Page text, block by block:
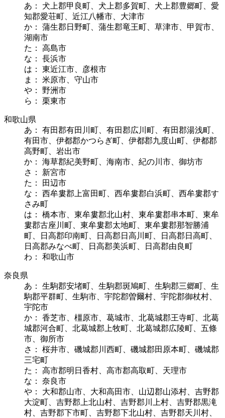
あ： 犬上郡甲良町、犬上郡多賀町、犬上郡豊郷町、愛
知郡愛荘町、近江八幡市、大津市
か： 蒲生郡日野町、蒲生郡竜王町、草津市、甲賀市、
湖南市
た： 高島市
な： 長浜市
は： 東近江市、彦根市
ま： 米原市、守山市
や： 野洲市
ら： 栗東市
和歌山県
あ： 有田郡有田川町、有田郡広川町、有田郡湯浅町、
有田市、伊都郡かつらぎ町、伊都郡九度山町、伊都郡
高野町、岩出市
か： 海草郡紀美野町、海南市、紀の川市、御坊市
さ： 新宮市
た： 田辺市
な： 西牟婁郡上富田町、西牟婁郡白浜町、西牟婁郡す
さみ町
は： 橋本市、東牟婁郡北山村、東牟婁郡串本町、東牟
婁郡古座川町、東牟婁郡太地町、東牟婁郡那智勝浦
町、日高郡印南町、日高郡日高川町、日高郡日高町、
日高郡みなべ町、日高郡美浜町、日高郡由良町
わ： 和歌山市
奈良県
あ： 生駒郡安堵町、生駒郡斑鳩町、生駒郡三郷町、生
駒郡平群町、生駒市、宇陀郡曽爾村、宇陀郡御杖村、
宇陀市
か： 香芝市、橿原市、葛城市、北葛城郡王寺町、北葛
城郡河合町、北葛城郡上牧町、北葛城郡広陵町、五條
市、御所市
さ： 桜井市、磯城郡川西町、磯城郡田原本町、磯城郡
三宅町
た： 高市郡明日香村、高市郡高取町、天理市
な： 奈良市
や： 大和郡山市、大和高田市、山辺郡山添村、吉野郡
大淀町、吉野郡上北山村、吉野郡川上村、吉野郡黒滝
村、吉野郡下市町、吉野郡下北山村、吉野郡天川村、